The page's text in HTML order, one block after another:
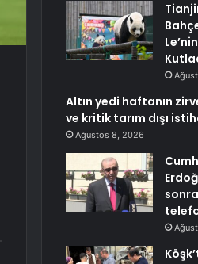
Altın yedi haftanın
ve kritik tarım dışı
Ağustos 8, 2026